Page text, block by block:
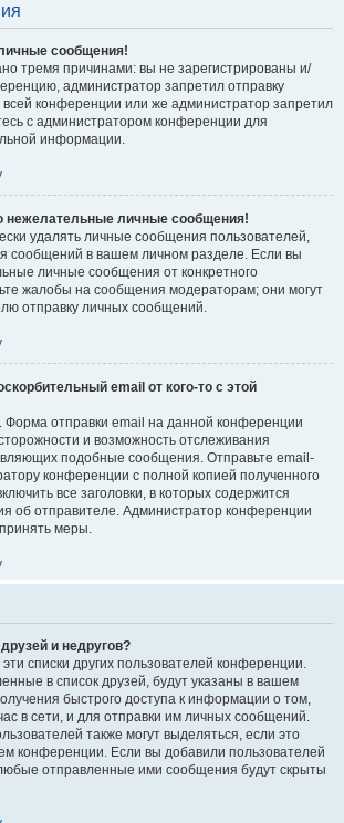
сообщения!
тремя причинами: вы не зарегистрированы и/
администратор запретил отправку
конференции или же администратор запретил
с администратором конференции для
информации.
нежелательные личные сообщения!
удалять личные сообщения пользователей,
сообщений в вашем личном разделе. Если вы
личные сообщения от конкретного
жалобы на сообщения модераторам; они могут
отправку личных сообщений.
email от кого-то с этой
отправки email на данной конференции
и возможность отслеживания
подобные сообщения. Отправьте email-
конференции с полной копией полученного
все заголовки, в которых содержится
об отправителе. Администратор конференции
меры.
и недругов?
списки других пользователей конференции.
в список друзей, будут указаны в вашем
быстрого доступа к информации о том,
в сети, и для отправки им личных сообщений.
также могут выделяться, если это
конференции. Если вы добавили пользователей
любые отправленные ими сообщения будут скрыты